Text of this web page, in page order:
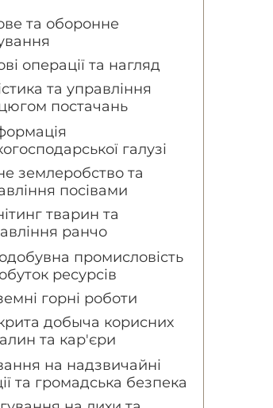
та оборонне
операції та нагляд
та управління
постачань
галузі
землеробство та
посівами
тварин та
ранчо
промисловість
ресурсів
горні роботи
добыча корисних
та кар'єри
на надзвичайні
та громадська безпека